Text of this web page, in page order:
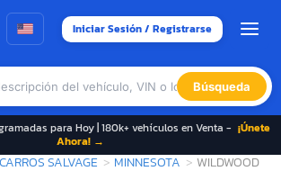
Iniciar Sesión / Registrarse
Búsqueda
para Hoy | 180k+ vehículos en Venta - ¡Únete
Ahora! →
SALVAGE MINNESOTA WILDWOOD